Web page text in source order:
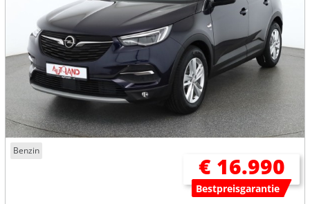
Benzin
€ 16.990
Bestpreisgarantie